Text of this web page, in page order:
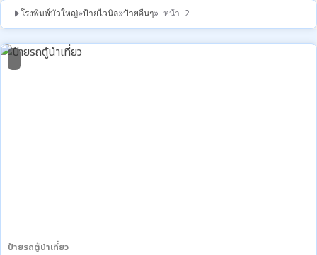
โรงพิมพ์บัวใหญ่»ป้ายไวนิล»ป้ายอื่นๆ» หน้า 2
ป้ายรถตู้นำเที่ยว
1